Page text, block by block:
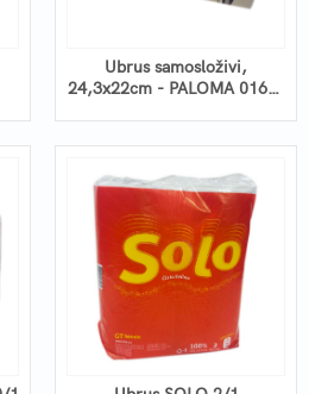
Ubrus samosloživi,
24,3x22cm - PALOMA 0166-